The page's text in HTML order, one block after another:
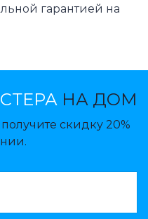
гарантией на
НА ДОМ
скидку 20%